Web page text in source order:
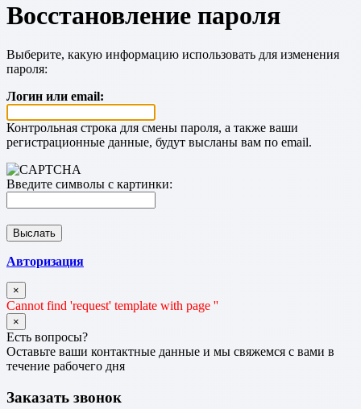
Восстановление пароля
Выберите, какую информацию использовать для изменения
пароля:
Логин или email:
Контрольная строка для смены пароля, а также ваши
регистрационные данные, будут высланы вам по email.
Введите символы с картинки:
Авторизация
×
Cannot find 'request' template with page ''
×
Есть вопросы?
Оставьте ваши контактные данные и мы свяжемся с вами в
течение рабочего дня
Заказать звонок